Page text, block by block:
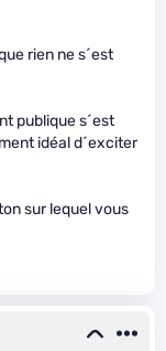
rien ne s´est
publique s´est
idéal d´exciter
sur lequel vous